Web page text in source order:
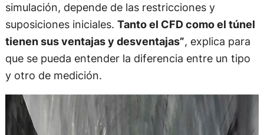
simulación, depende de las restricciones y
suposiciones iniciales. Tanto el CFD como el túnel
tienen sus ventajas y desventajas”, explica para
que se pueda entender la diferencia entre un tipo
y otro de medición.